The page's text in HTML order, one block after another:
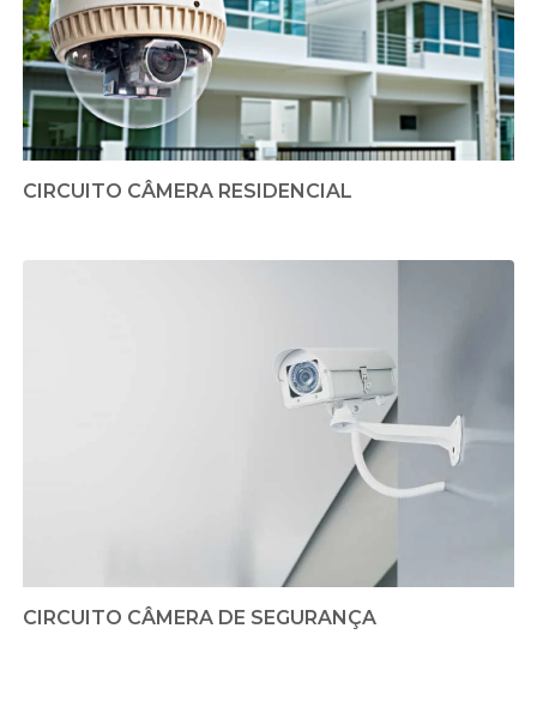
CIRCUITO CÂMERA RESIDENCIAL
CIRCUITO CÂMERA DE SEGURANÇA